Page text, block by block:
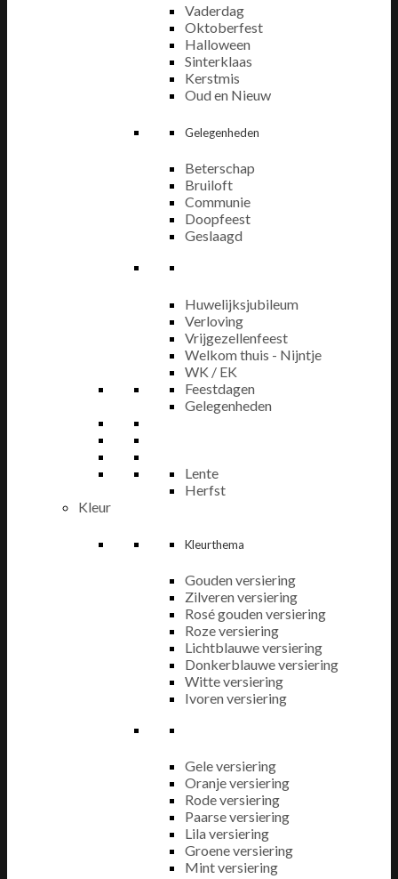
Vaderdag
Oktoberfest
Halloween
Sinterklaas
Kerstmis
Oud en Nieuw
Gelegenheden
Beterschap
Bruiloft
Communie
Doopfeest
Geslaagd
Huwelijksjubileum
Verloving
Vrijgezellenfeest
Welkom thuis - Nijntje
WK / EK
Feestdagen
Gelegenheden
Lente
Herfst
Kleur
Kleurthema
Gouden versiering
Zilveren versiering
Rosé gouden versiering
Roze versiering
Lichtblauwe versiering
Donkerblauwe versiering
Witte versiering
Ivoren versiering
Gele versiering
Oranje versiering
Rode versiering
Paarse versiering
Lila versiering
Groene versiering
Mint versiering